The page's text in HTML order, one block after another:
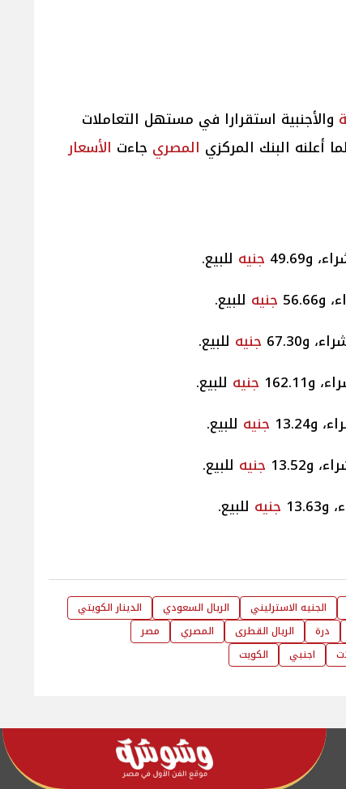
والأجنبية استقرارا في مستهل التعاملات
المصري جاءت الأسعار
و49.69 جنيه للبيع.
جنيه للبيع.
و67.30
جنيه للبيع.
و162.11
جنيه للبيع.
و13.24
جنيه للبيع.
و13.52
جنيه للبيع.
جنيه للبيع.
الجنيه الاسترليني الريال السعودي
الدينار الكويتي
درة
الريال القطرى المصري
مصر
اجنبي الكويت